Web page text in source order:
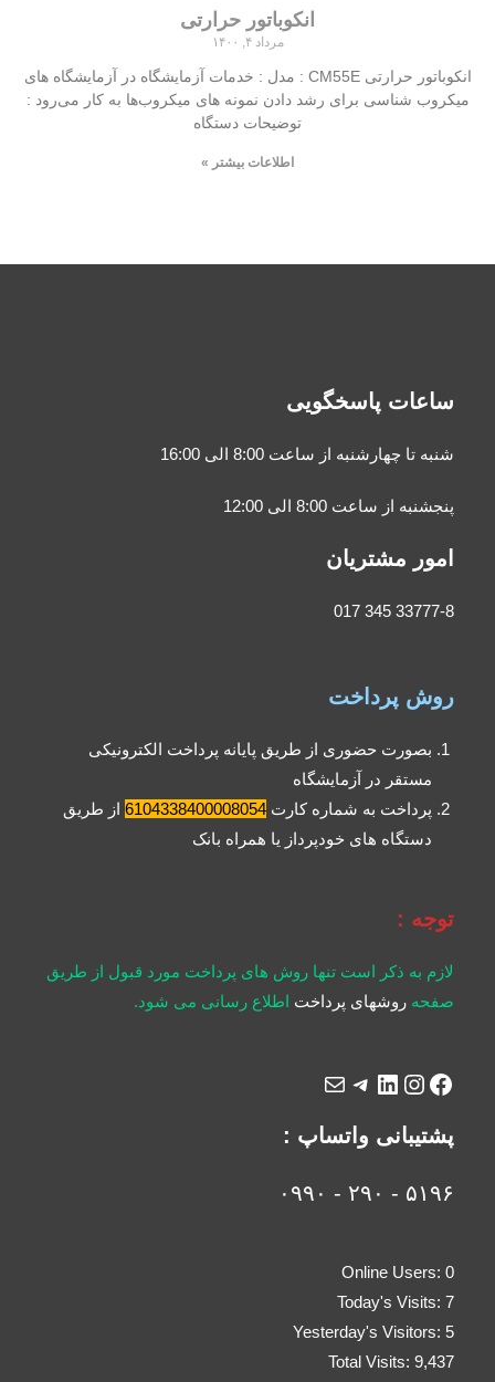
انکوباتور حرارتی
مرداد ۴, ۱۴۰۰
انکوباتور حرارتی CM55E : مدل : خدمات آزمایشگاه در آزمایشگاه‌ های
میکروب شناسی برای رشد دادن نمونه‌ های میکروب‌ها به کار می‌رود :
توضیحات دستگاه
اطلاعات بیشتر »
ساعات پاسخگویی
شنبه تا چهارشنبه از ساعت 8:00 الی 16:00
پنجشنبه از ساعت 8:00 الی 12:00
امور مشتریان
33777-8 345 017
روش پرداخت
بصورت حضوری از طریق پایانه پرداخت الکترونیکی
مستقر در آزمایشگاه
پرداخت به شماره کارت6104338400008054 از طریق
دستگاه های خودپرداز یا همراه بانک
توجه :
لازم به ذکر است تنها روش های پرداخت مورد قبول از طریق
صفحهروشهای پرداخت اطلاع رسانی می شود.
پشتیبانی واتساپ :
۵۱۹۶ - ۲۹۰ - ۰۹۹۰
Online Users: 0
Today's Visits: 7
Yesterday's Visitors: 5
Total Visits: 9,437